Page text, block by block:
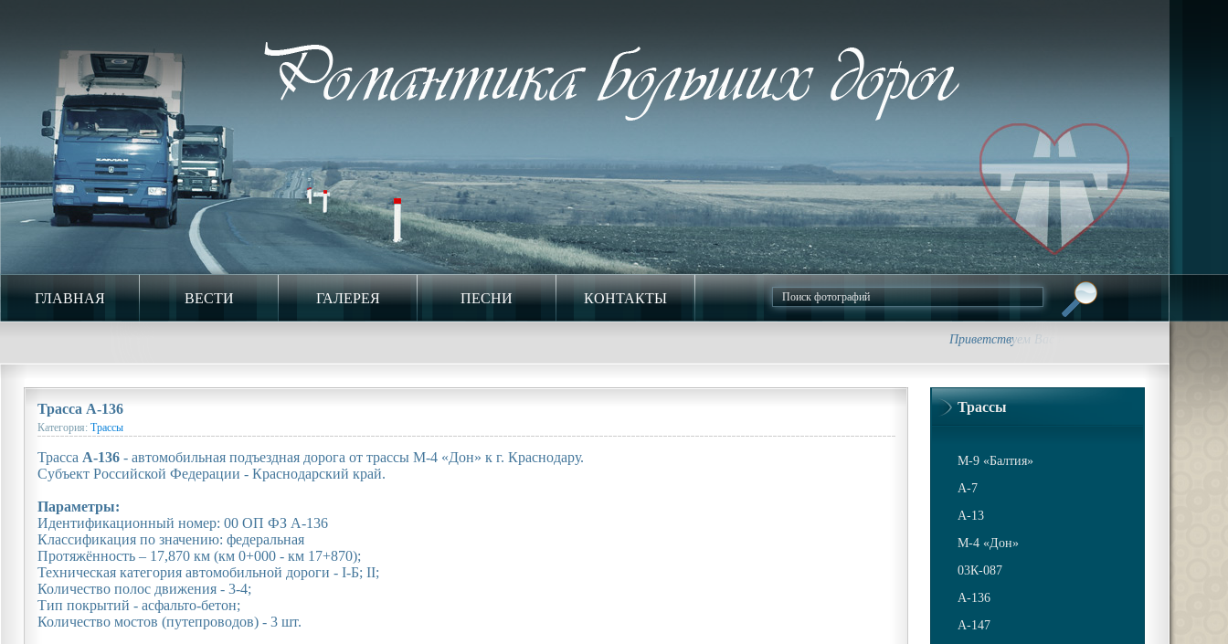
ГЛАВНАЯ ВЕСТИ ГАЛЕРЕЯ ПЕСНИ КОНТАКТЫ
Приветствуем Вас на сайте foto-dorog.ru.
Трасса А-136
Категория: Трассы
Трасса А-136 - автомобильная подъездная дорога от трассы М-4 «Дон» к г. Краснодару.
Субъект Российской Федерации - Краснодарский край.
Параметры:
Идентификационный номер: 00 ОП ФЗ А-136
Классификация по значению: федеральная
Протяжённость – 17,870 км (км 0+000 - км 17+870);
Техническая категория автомобильной дороги - I-Б; II;
Количество полос движения - 3-4;
Тип покрытий - асфальто-бетон;
Количество мостов (путепроводов) - 3 шт.
Трассы
М-9 «Балтия»
A-7
A-13
М-4 «Дон»
03К-087
А-136
А-147